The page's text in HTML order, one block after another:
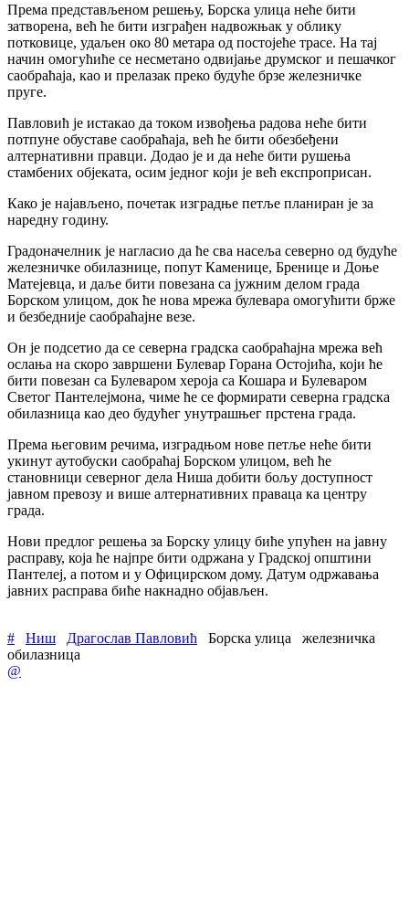
Према представљеном решењу, Борска улица неће бити
затворена, већ ће бити изграђен надвожњак у облику
потковице, удаљен око 80 метара од постојеће трасе. На тај
начин омогућиће се несметано одвијање друмског и пешачког
саобраћаја, као и прелазак преко будуће брзе железничке
пруге.
Павловић је истакао да током извођења радова неће бити
потпуне обуставе саобраћаја, већ ће бити обезбеђени
алтернативни правци. Додао је и да неће бити рушења
стамбених објеката, осим једног који је већ експроприсан.
Како је најављено, почетак изградње петље планиран је за
наредну годину.
Градоначелник је нагласио да ће сва насеља северно од будуће
железничке обилазнице, попут Каменице, Бренице и Доње
Матејевца, и даље бити повезана са јужним делом града
Борском улицом, док ће нова мрежа булевара омогућити брже
и безбедније саобраћајне везе.
Он је подсетио да се северна градска саобраћајна мрежа већ
ослања на скоро завршени Булевар Горана Остојића, који ће
бити повезан са Булеваром хероја са Кошара и Булеваром
Светог Пантелејмона, чиме ће се формирати северна градска
обилазница као део будућег унутрашњег прстена града.
Према његовим речима, изградњом нове петље неће бити
укинут аутобуски саобраћај Борском улицом, већ ће
становници северног дела Ниша добити бољу доступност
јавном превозу и више алтернативних праваца ка центру
града.
Нови предлог решења за Борску улицу биће упућен на јавну
расправу, која ће најпре бити одржана у Градској општини
Пантелеј, а потом и у Официрском дому. Датум одржавања
јавних расправа биће накнадно објављен.
# Ниш Драгослав Павловић Борска улица
железничка
обилазница
@